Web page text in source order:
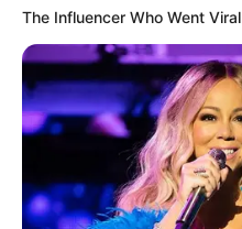
The Influencer Who Went